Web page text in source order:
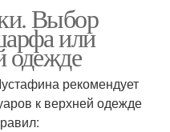
Выбор
или
одежде
рекомендует
к верхней одежде